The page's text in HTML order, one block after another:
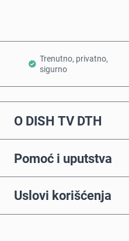
Trenutno, privatno,
sigurno
O DISH TV DTH
Pomoć i uputstva
Uslovi korišćenja